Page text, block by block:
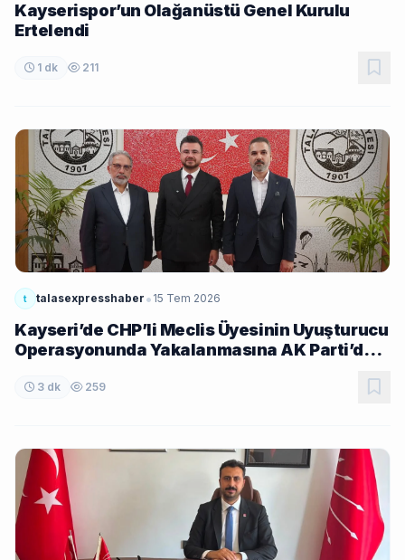
Kayserispor’un Olağanüstü Genel Kurulu
Ertelendi
1 dk 211
t talasexpresshaber • 15 Tem 2026
Kayseri’de CHP’li Meclis Üyesinin Uyuşturucu
Operasyonunda Yakalanmasına AK Parti’den
Kalmayacağız”
3 dk 259